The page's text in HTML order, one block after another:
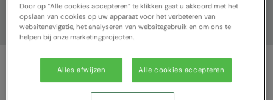
Pro RTX
Pro RTX High Visibility
© Ralawise 2025| Ralawise Limited, Registered in England &
Wales, Reg Number 1362849 Registered Office: Unit 112, Tenth
Door op “Alle cookies accepteren” te klikken gaat u akkoord met het
opslaan van cookies op uw apparaat voor het verbeteren van
websitenavigatie, het analyseren van websitegebruik en om ons te
helpen bij onze marketingprojecten.
Alles afwijzen Alle cookies accepteren